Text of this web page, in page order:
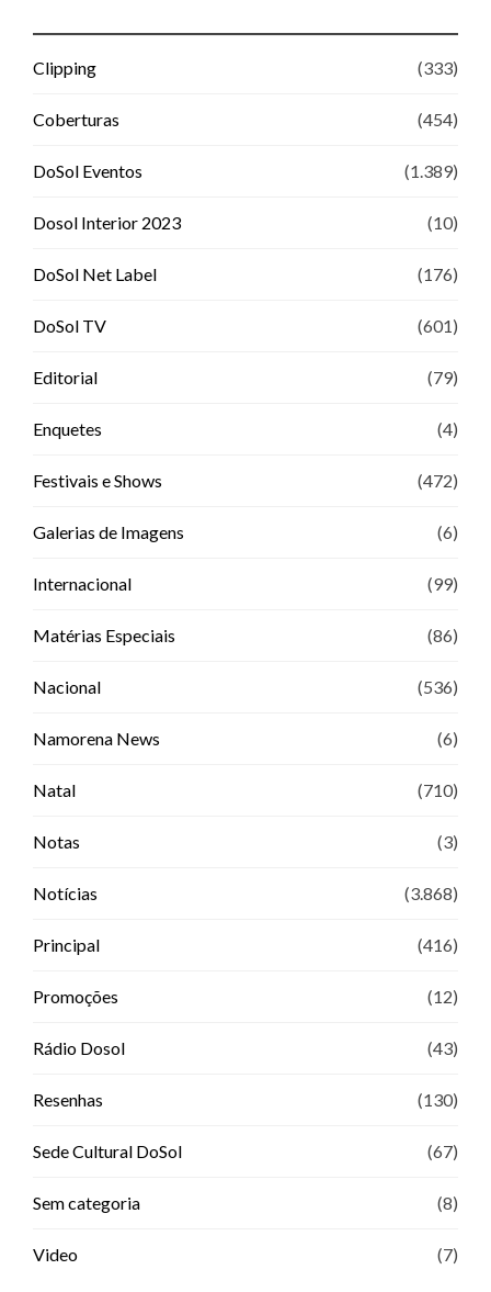
Clipping (333)
Coberturas (454)
DoSol Eventos (1.389)
Dosol Interior 2023 (10)
DoSol Net Label (176)
DoSol TV (601)
Editorial (79)
Enquetes (4)
Festivais e Shows (472)
Galerias de Imagens (6)
Internacional (99)
Matérias Especiais (86)
Nacional (536)
Namorena News (6)
Natal (710)
Notas (3)
Notícias (3.868)
Principal (416)
Promoções (12)
Rádio Dosol (43)
Resenhas (130)
Sede Cultural DoSol (67)
Sem categoria (8)
Video (7)